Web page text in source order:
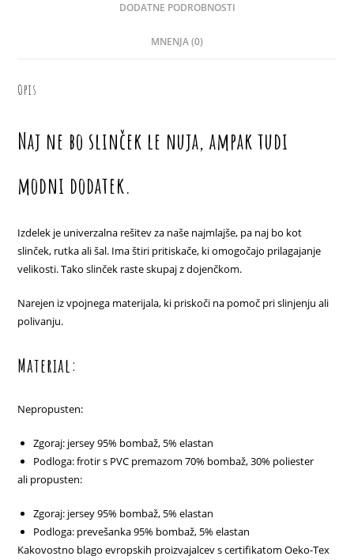
DODATNE PODROBNOSTI
MNENJA (0)
Opis
Naj ne bo slinček le nuja, ampak tudi
modni dodatek.
Izdelek je univerzalna rešitev za naše najmlajše, pa naj bo kot
slinček, rutka ali šal. Ima štiri pritiskače, ki omogočajo prilagajanje
velikosti. Tako slinček raste skupaj z dojenčkom.
Narejen iz vpojnega materijala, ki priskoči na pomoč pri slinjenju ali
polivanju.
Material:
Nepropusten:
Zgoraj: jersey 95% bombaž, 5% elastan
Podloga: frotir s PVC premazom 70% bombaž, 30% poliester
ali propusten:
Zgoraj: jersey 95% bombaž, 5% elastan
Podloga: prevešanka 95% bombaž, 5% elastan
Kakovostno blago evropskih proizvajalcev s certifikatom Oeko-Tex